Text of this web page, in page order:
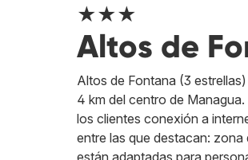
★★★
Altos de
Altos de Fontana (3
4 km del centro de
los clientes conexión a
entre las que destacan:
están adaptadas para